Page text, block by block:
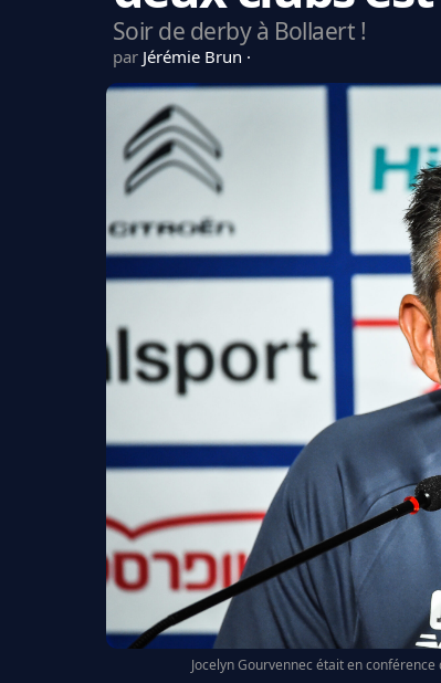
Soir de derby à Bollaert !
par Jérémie Brun
Jocelyn Gourvennec était en